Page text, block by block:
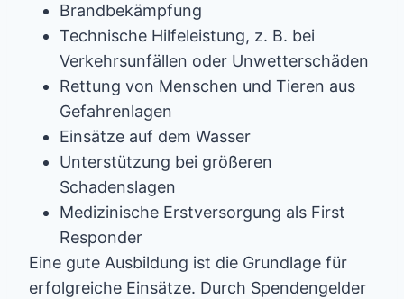
Brandbekämpfung
Technische Hilfeleistung, z. B. bei
Verkehrsunfällen oder Unwetterschäden
Rettung von Menschen und Tieren aus
Gefahrenlagen
Einsätze auf dem Wasser
Unterstützung bei größeren
Schadenslagen
Medizinische Erstversorgung als First
Responder
Eine gute Ausbildung ist die Grundlage für
erfolgreiche Einsätze. Durch Spendengelder